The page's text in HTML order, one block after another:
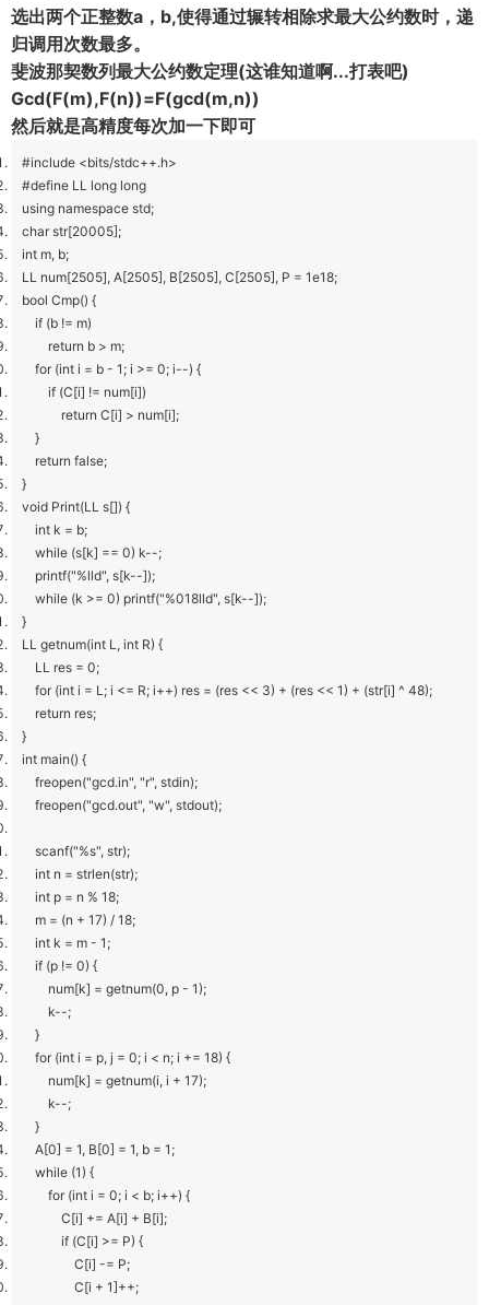
选出两个正整数a，b,使得通过辗转相除求最大公约数时，递
归调用次数最多。
斐波那契数列最大公约数定理(这谁知道啊...打表吧)
Gcd(F(m),F(n))=F(gcd(m,n))
然后就是高精度每次加一下即可
#include <bits/stdc++.h>
#define LL long long
using namespace std;
char str[20005];
int m, b;
LL num[2505], A[2505], B[2505], C[2505], P = 1e18;
bool Cmp() {
if (b != m)
return b > m;
for (int i = b - 1; i >= 0; i--) {
if (C[i] != num[i])
return C[i] > num[i];
}
return false;
}
void Print(LL s[]) {
int k = b;
while (s[k] == 0) k--;
printf("%lld", s[k--]);
while (k >= 0) printf("%018lld", s[k--]);
}
LL getnum(int L, int R) {
LL res = 0;
for (int i = L; i <= R; i++) res = (res << 3) + (res << 1) + (str[i] ^ 48);
return res;
}
int main() {
freopen("gcd.in", "r", stdin);
freopen("gcd.out", "w", stdout);
scanf("%s", str);
int n = strlen(str);
int p = n % 18;
m = (n + 17) / 18;
int k = m - 1;
if (p != 0) {
num[k] = getnum(0, p - 1);
k--;
}
for (int i = p, j = 0; i < n; i += 18) {
num[k] = getnum(i, i + 17);
k--;
}
A[0] = 1, B[0] = 1, b = 1;
while (1) {
for (int i = 0; i < b; i++) {
C[i] += A[i] + B[i];
if (C[i] >= P) {
C[i] -= P;
C[i + 1]++;